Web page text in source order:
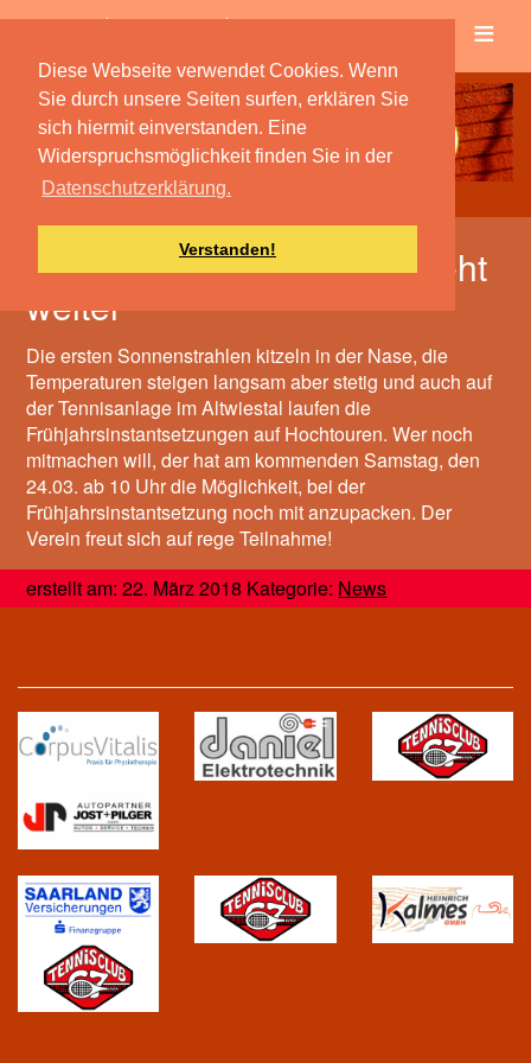
Diese Webseite verwendet Cookies. Wenn
Sie durch unsere Seiten surfen, erklären Sie
sich hiermit einverstanden. Eine
Widerspruchsmöglichkeit finden Sie in der
Datenschutzerklärung.
Verstanden!
≡
Frühjahrsinstantsetzung geht
weiter
Die ersten Sonnenstrahlen kitzeln in der Nase, die
Temperaturen steigen langsam aber stetig und auch auf
der Tennisanlage im Altwiestal laufen die
Frühjahrsinstantsetzungen auf Hochtouren. Wer noch
mitmachen will, der hat am kommenden Samstag, den
24.03. ab 10 Uhr die Möglichkeit, bei der
Frühjahrsinstantsetzung noch mit anzupacken. Der
Verein freut sich auf rege Teilnahme!
erstellt am: 22. März 2018 Kategorie: News